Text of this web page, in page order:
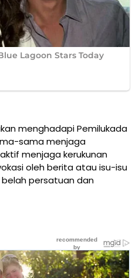
menghadapi Pemilukada
sama menjaga
menjaga kerukunan
oleh berita atau isu-isu
persatuan dan